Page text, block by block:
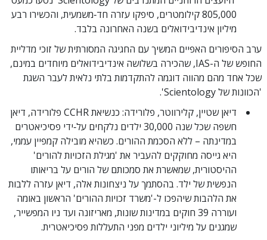
805,000 קילומטרים, סיפקו עזרה חד‑משמעית, והכשירו רבע
מיליון אינדיבידואלים בשנה האחרונה בלבד.
ערב הסיפורים האפיים המשיך עם החגיגה המסורתית של זוכי מדליית
החופש של ה-IAS, שהכירה בשלושה אינדיבידואלים מיוחדים במינם,
שכל אחד מהם מהווה דוגמה להתקדמות בלתי נלאית לעבר השגת
'הכוונות של Scientology'.
דיאן שטיין, קלירווטר, פלורידה: כנשיאת CCHR פלורידה, דיאן
חשפה שכל שנה 30,000 ילדים נלקחים על‑ידי פסיכיאטרים
במדינתה – ללא הסכמת ההורים. כשהיא מובילה קמפיין עממי,
היא גייסה מחוקקים להעביר את 'מגילת הזכויות להורים'
ההיסטורית, שמאשרת את סמכותם של הורים על בריאותו
הנפשית של ילד. בהסתמך על ניצחונות אלה, דיאן עזרה ללבות
את הלהבות שיהפכו ל-'משרד זכויות ההורים' הראשון באומה
ועוררה 39 חוקים במדינות שונות, מאריזונה ועד ניו המפשייר,
שמגנים על מיליוני ילדים מפני התעללות פסיכיאטרית.